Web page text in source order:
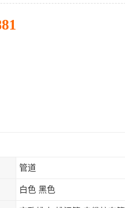
管道
白色 黑色